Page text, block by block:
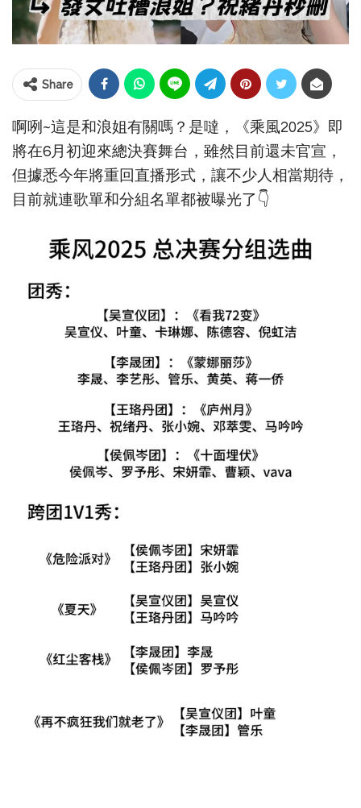
Share
啊咧~這是和浪姐有關嗎？是噠，《乘風2025》即
將在6月初迎來總決賽舞台，雖然目前還未官宣，
但據悉今年將重回直播形式，讓不少人相當期待，
目前就連歌單和分組名單都被曝光了👇